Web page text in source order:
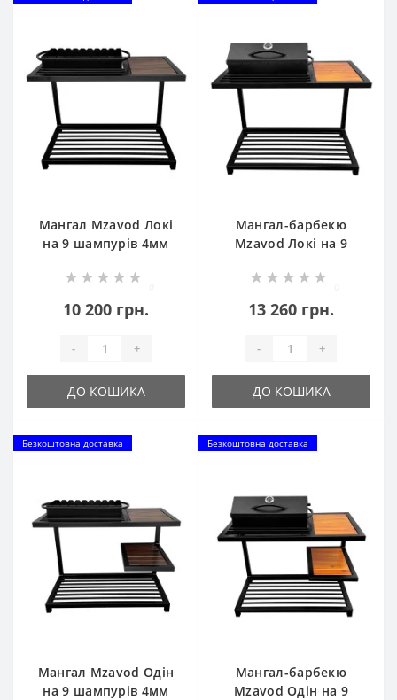
Мангал Mzavod Локі
на 9 шампурів 4мм
10 200 грн.
- +
ДО КОШИКА
Мангал-барбекю
Mzavod Локі на 9
13 260 грн.
- +
ДО КОШИКА
Безкоштовна доставка
Мангал Mzavod Одін
на 9 шампурів 4мм
Безкоштовна доставка
Мангал-барбекю
Mzavod Одін на 9